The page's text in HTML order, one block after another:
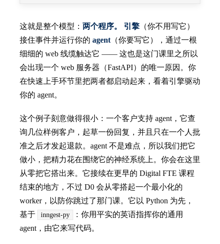
这就是整个模型： 两个程序。 引擎 （你不用写它）
接住事件并运行你的 agent （你要写它），通过一根
细细的 web 线缆触达它 —— 这也是这门课里之所以
会出现一个 web 服务器（FastAPI）的唯一原因。你
在快速上手环节里把两者都启动起来，看着引擎驱动
你的 agent。
这个例子刻意做得很小：一个客户支持 agent，它查
询几位样例客户，起草一份回复，并且只在一个人批
准之后才发起退款。agent 不是难点，所以我们把它
做小，把精力花在围绕它的神经系统上。你会在这里
从零把它搭出来。它接续在更早的 Digital FTE 课程
结束的地方，不过 D0 会从零搭起一个最小化的
worker，以防你跳过了那门课。它以 Python 为先，
基于
inngest-py
：你用平实的英语指挥你的通用
agent，由它来写代码。